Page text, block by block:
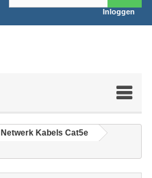
Inloggen
Netwerk Kabels Cat5e